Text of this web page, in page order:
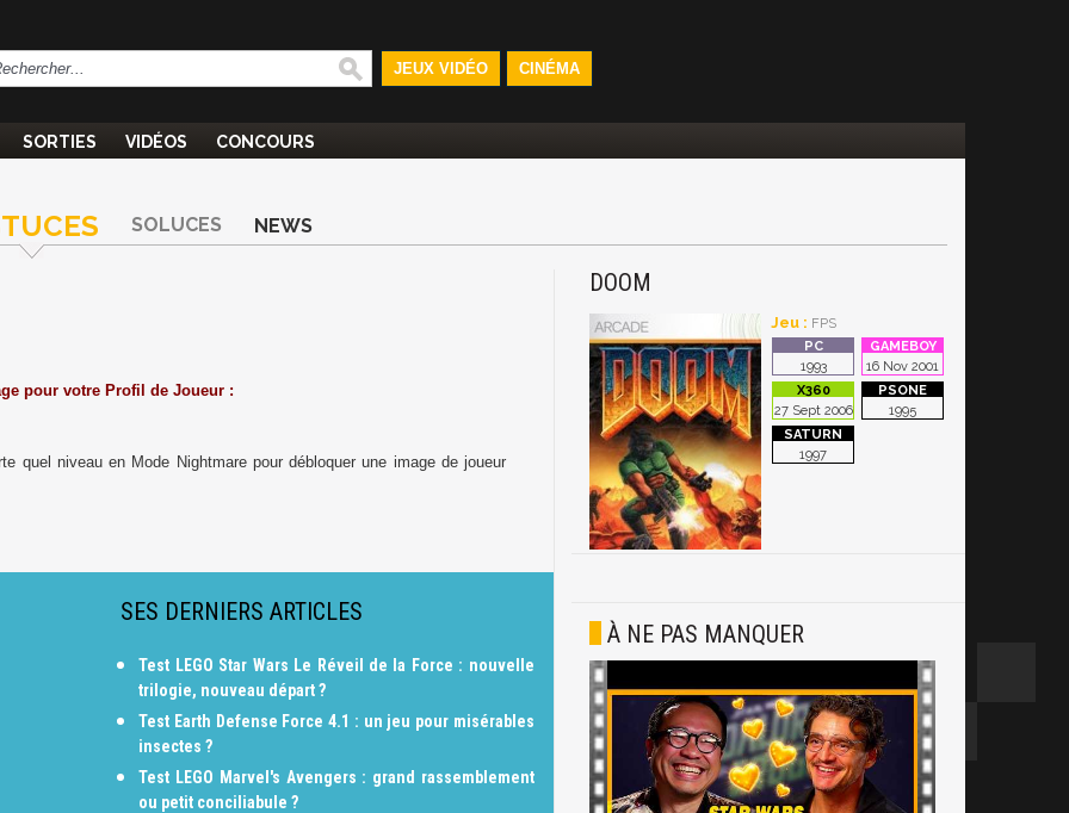
JEUX VIDÉO CINÉMA
SORTIES VIDÉOS CONCOURS
SOLUCES NEWS
pour votre Profil de Joueur :
quel niveau en Mode Nightmare pour débloquer une image de joueur
SES DERNIERS ARTICLES
Test LEGO Star Wars Le Réveil de la Force : nouvelle
trilogie, nouveau départ ?
Test Earth Defense Force 4.1 : un jeu pour misérables
insectes ?
Test LEGO Marvel's Avengers : grand rassemblement
ou petit conciliabule ?
DOOM
Jeu : FPS
1993 16 Nov 2001
27 Sept 2006 1995
1997
À NE PAS MANQUER